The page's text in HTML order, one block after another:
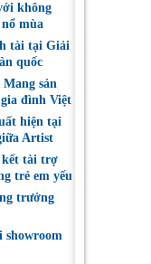
không
mùa
tài tại Giải
quốc
Mang sản
đình Việt
hiện tại
Artist
kết tài trợ
trẻ em yếu
trưởng
showroom